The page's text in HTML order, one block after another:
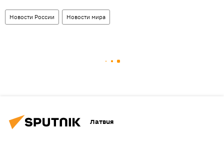
Новости России Новости мира
Латвия